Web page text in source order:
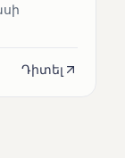
Դիտել